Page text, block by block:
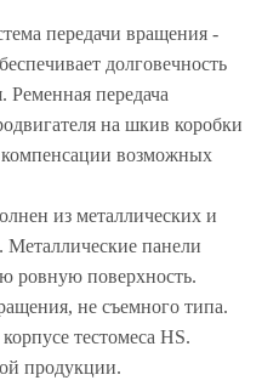
передачи вращения -
долговечность
Ременная передача
на шкив коробки
компенсации возможных
из металлических и
Металлические панели
ровную поверхность.
не съемного типа.
тестомеса HS.
продукции.